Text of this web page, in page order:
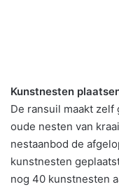
Kunstnesten
De ransuil maakt zelf
oude nesten van
nestaanbod de
kunstnesten
nog 40 kunstnesten